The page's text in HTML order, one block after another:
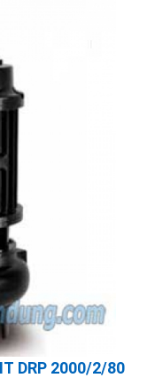
DRP 2000/2/80